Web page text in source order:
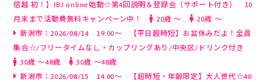
信越 初！】IBJ online始動☆第4回説明＆登録会（サポート付き） 10
月末まで活動費無料キャンペーン中！
20歳 〜
20歳 〜
新潟市：2026/08/14 19:00～ 【平日超時短】お盆休みだよ！全員
集合☆/フリータイムなし・カップリングあり/中央区/ドリンク付き
30歳 〜48歳
30歳 〜48歳
新潟市：2026/08/15 14:00～ 【超時短・年齢限定】大人世代☆40